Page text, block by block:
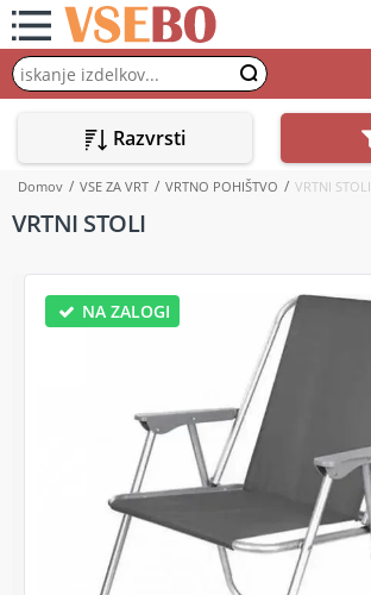
Razvrsti
Domov VSE ZA VRT VRTNO POHIŠTVO VRTNI STOLI
VRTNI STOLI
NA ZALOGI